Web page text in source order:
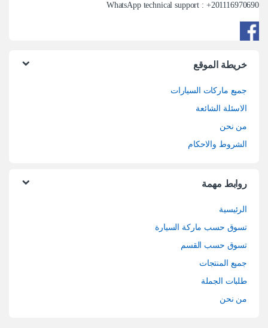
WhatsApp technical support : +201116970690
خريطة الموقع
جميع ماركات السيارات
الاسئلة الشائعة
من نحن
الشروط والاحكام
روابط مهمة
الرئيسية
تسوق حسب ماركة السيارة
تسوق حسب القسم
جميع المنتجات
طلبات الجملة
من نحن